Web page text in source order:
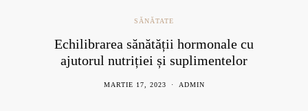
SĂNĂTATE
Echilibrarea sănătății hormonale cu
ajutorul nutriției și suplimentelor
MARTIE 17, 2023 ADMIN